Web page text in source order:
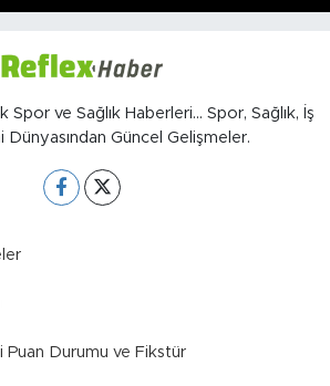
Spor ve Sağlık Haberleri... Spor, Sağlık, İş
Dünyasından Güncel Gelişmeler.
Puan Durumu ve Fikstür